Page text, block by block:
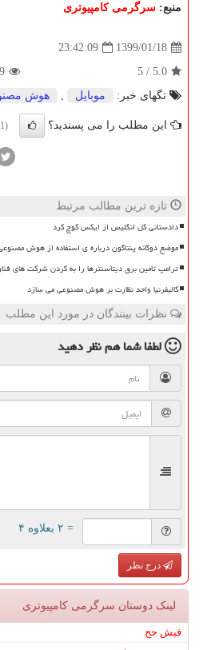
منبع: سرگرمی كامپیوتری
1399/01/18
23:42:09
5.0
/
5
تگهای خبر:
موبایل , هوش
این مطلب را می پسندید؟ (1)
تازه ترین مطالب مرتبط
دادستانی کل انگلیس از ایکس کوچ کرد
موضع دوگانه پنتاگون درباره ی استفاده از هوش
ترامپ تامین برق دیتاسنترها را به گردن شرکت های
کالیفرنیا واحد نظارت بر هوش مصنوعی می سازد
نظرات بینندگان در مورد این مطلب
لطفا شما همنظر دهید
= ۲ بعلاوه ۴
درج نظر
لینک دوستان سرگرمی كامپیوتری
فیش حج